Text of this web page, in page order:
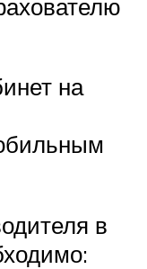
на
в